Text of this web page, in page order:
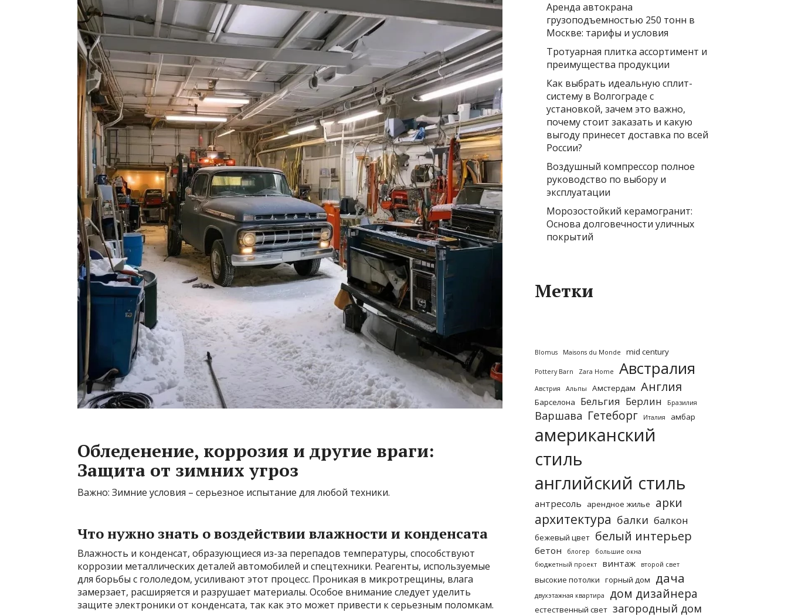
Обледенение, коррозия и другие враги:
Защита от зимних угроз
Важно: Зимние условия – серьезное испытание для любой техники.
Что нужно знать о воздействии влажности и конденсата
Влажность и конденсат, образующиеся из-за перепадов температуры, способствуют
коррозии металлических деталей автомобилей и спецтехники. Реагенты, используемые
для борьбы с гололедом, усиливают этот процесс. Проникая в микротрещины, влага
замерзает, расширяется и разрушает материалы. Особое внимание следует уделить
защите электроники от конденсата, так как это может привести к серьезным поломкам.
Аренда автокрана
грузоподъемностью 250 тонн в
Москве: тарифы и условия
Тротуарная плитка ассортимент и
преимущества продукции
Как выбрать идеальную сплит-
систему в Волгограде с
установкой, зачем это важно,
почему стоит заказать и какую
выгоду принесет доставка по всей
России?
Воздушный компрессор полное
руководство по выбору и
эксплуатации
Морозостойкий керамогранит:
Основа долговечности уличных
покрытий
Метки
Blomus Maisons du Monde mid century
Pottery Barn Zara Home Австралия
Австрия Альпы Амстердам Англия
Барселона Бельгия Берлин Бразилия
Варшава Гетеборг Италия амбар
американский
стиль
английский стиль
антресоль арендное жилье арки
архитектура балки балкон
бежевый цвет белый интерьер
бетон блогер
большие окна
бюджетный проект
винтаж второй свет
высокие потолки горный дом дача
двухэтажная квартира дом дизайнера
естественный свет загородный дом